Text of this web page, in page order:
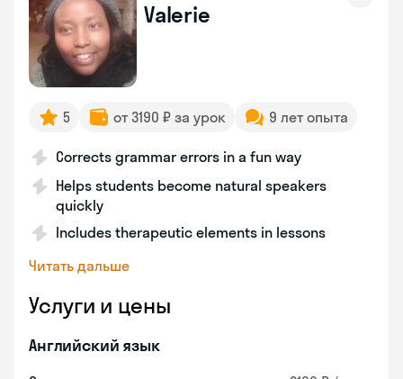
Valerie
5 от 3190 ₽ за урок 9 лет опыта
Corrects grammar errors in a fun way
Helps students become natural speakers
quickly
Includes therapeutic elements in lessons
Читать дальше
Услуги и цены
Английский язык